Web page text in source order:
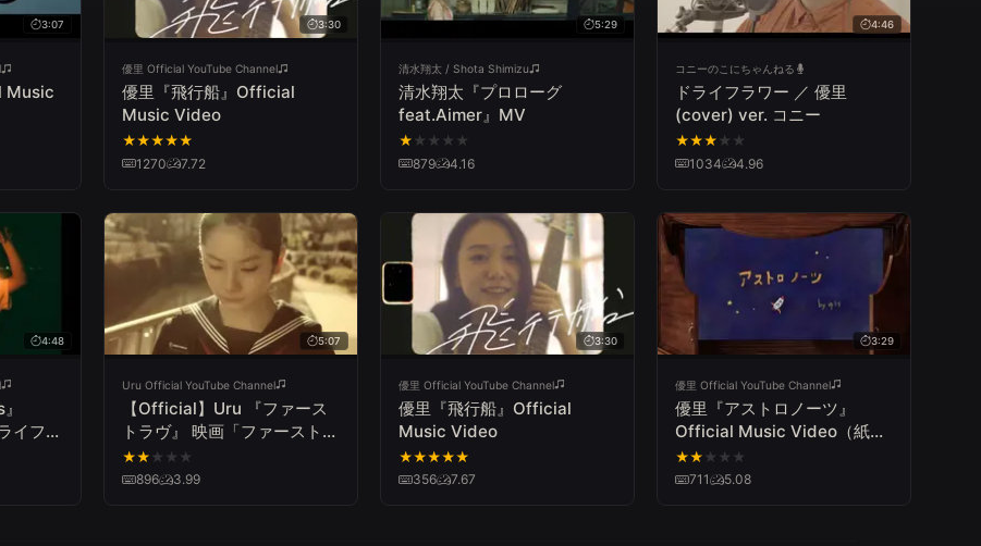
3:07
Music
3:30
優里 Official YouTube Channel
優里『飛行船』Official
Music Video
★★★★★
1270
7.72
5:29
清水翔太 / Shota Shimizu
清水翔太『プロローグ
feat.Aimer』MV
★ ★ ★ ★ ★
879
4.16
4:46
コニーのこにちゃんねる
ドライフラワー ／ 優里
(cover) ver. コニー
★★★ ★ ★
1034
4.96
4:48
イフラ
カッ
5:07
Uru Official YouTube Channel
【Official】Uru 『ファース
トラヴ』 映画「ファーストラ
ヴ」主題歌
★★ ★ ★ ★
896
3.99
3:30
優里 Official YouTube Channel
優里『飛行船』Official
Music Video
★★★★★
356
7.67
3:29
優里 Official YouTube Channel
優里『アストロノーツ』
Official Music Video（紙芝
居ミュージックビデオ）
★★ ★ ★ ★
711
5.08